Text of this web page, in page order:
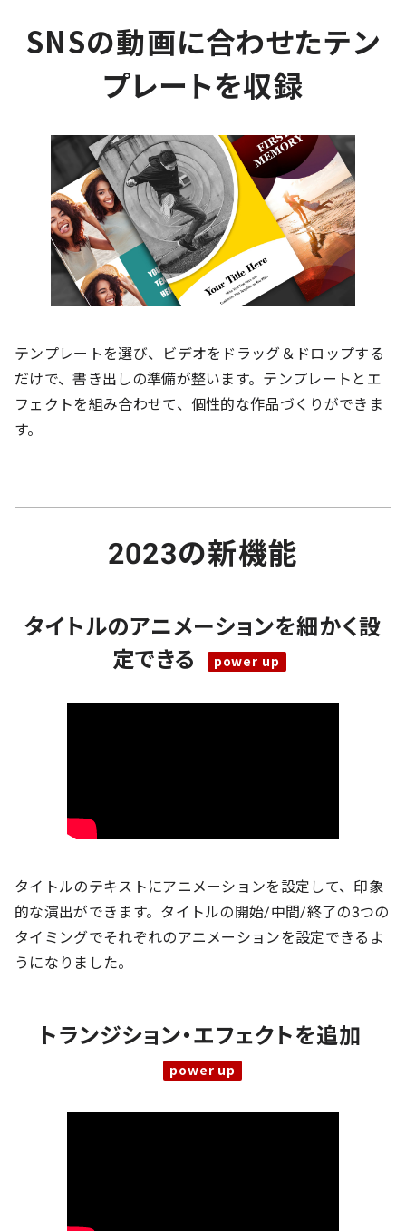
SNSの動画に合わせたテン
プレートを収録
テンプレートを選び、ビデオをドラッグ＆ドロップする
だけで、書き出しの準備が整います。テンプレートとエ
フェクトを組み合わせて、個性的な作品づくりができま
す。
2023の新機能
タイトルのアニメーションを細かく設
定できる
タイトルのテキストにアニメーションを設定して、印象
的な演出ができます。タイトルの開始/中間/終了の3つの
タイミングでそれぞれのアニメーションを設定できるよ
うになりました。
トランジション・エフェクトを追加